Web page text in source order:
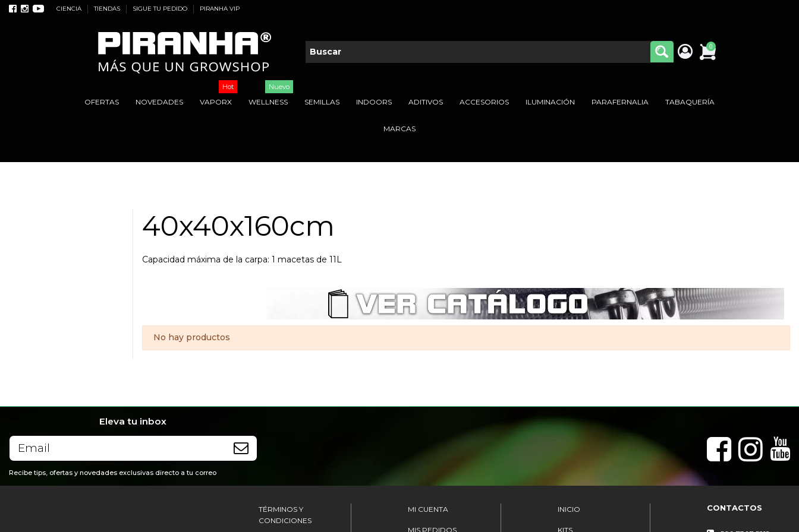
CIENCIA TIENDAS SIGUE TU PEDIDO PIRANHA VIP
0
OFERTAS NOVEDADES VAPORX
Hot
WELLNESS
Nuevo
SEMILLAS INDOORS ADITIVOS ACCESORIOS ILUMINACIÓN PARAFERNALIA TABAQUERÍA
MARCAS
40x40x160cm
Capacidad máxima de la carpa: 1 macetas de 11L
No hay productos
Eleva tu inbox
Recibe tips, ofertas y novedades exclusivas directo a tu correo
TÉRMINOS Y
CONDICIONES
MI CUENTA
MIS PEDIDOS
INICIO
KITS
CONTACTOS